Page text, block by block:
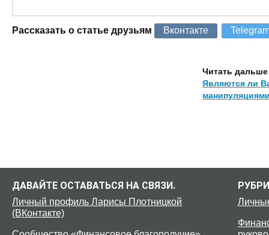
Рассказать о статье друзьям Вконтакте
Читать дальше
Являются ли
ДАВАЙТЕ ОСТАВАТЬСЯ НА СВЯЗИ.
Личный профиль Ларисы Плотницкой
(ВКонтакте)